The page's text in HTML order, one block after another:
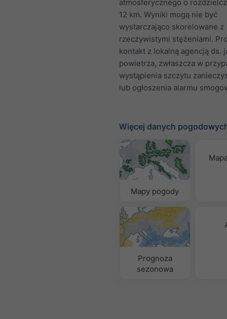
atmosferycznego o
12 km. Wyniki mogą nie być
wystarczająco skorelowane z
rzeczywistymi stężeniami.
kontakt z lokalną agencją ds.
powietrza, zwłaszcza w
wystąpienia szczytu
lub ogłoszenia alarmu
Więcej danych
Mapy pogody
Prognoza
sezonowa